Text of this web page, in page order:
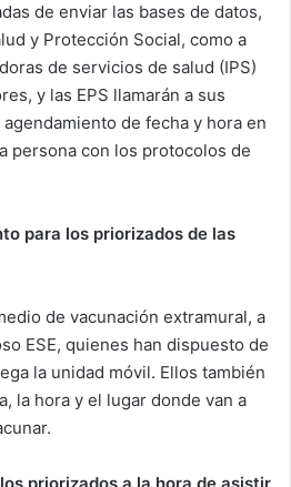
de enviar las bases de datos,
y Protección Social, como a
de servicios de salud (IPS)
y las EPS llamarán a sus
de fecha y hora en
persona con los protocolos de
para los priorizados de las
de vacunación extramural, a
ESE, quienes han dispuesto de
la unidad móvil. Ellos también
la hora y el lugar donde van a